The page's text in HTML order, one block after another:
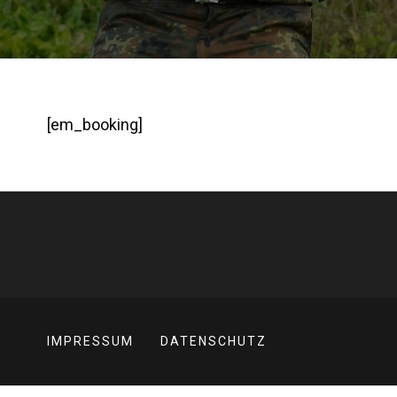
[em_booking]
IMPRESSUM DATENSCHUTZ